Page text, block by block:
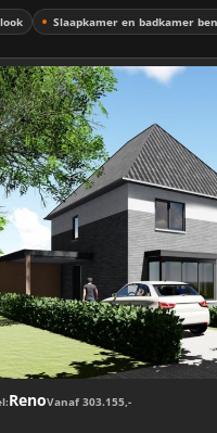
Slaapkamer en badkamer
RenoVanaf 303.155,-